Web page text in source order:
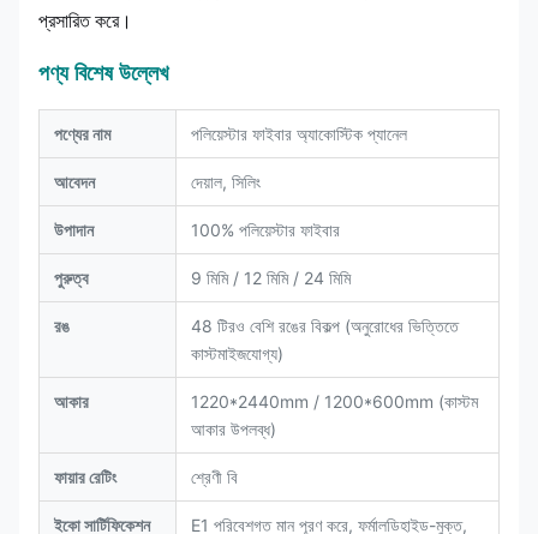
প্রসারিত করে।
পণ্য বিশেষ উল্লেখ
পণ্যের নাম পলিয়েস্টার ফাইবার অ্যাকোস্টিক প্যানেল
আবেদন দেয়াল, সিলিং
উপাদান 100% পলিয়েস্টার ফাইবার
পুরুত্ব 9 মিমি / 12 মিমি / 24 মিমি
রঙ
48 টিরও বেশি রঙের বিকল্প (অনুরোধের ভিত্তিতে
কাস্টমাইজযোগ্য)
আকার
1220*2440mm / 1200*600mm (কাস্টম
আকার উপলব্ধ)
ফায়ার রেটিং শ্রেণী বি
ইকো সার্টিফিকেশন
E1 পরিবেশগত মান পূরণ করে, ফর্মালডিহাইড-মুক্ত,